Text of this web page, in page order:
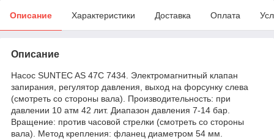
Описание Характеристики Доставка Оплата
Описание
Насос SUNTEC AS 47C 7434. Электромагнитный клапан
запирания, регулятор давления, выход на форсунку слева
(смотреть со стороны вала). Производительность: при
давлении 10 атм 42 лит. Диапазон давления 7-14 бар.
Вращение: против часовой стрелки (смотреть со стороны
вала). Метод крепления: фланец диаметром 54 мм.